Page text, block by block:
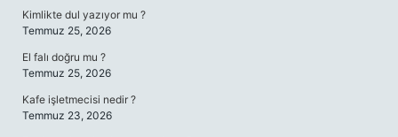
Kimlikte dul yazıyor mu ?
Temmuz 25, 2026
El falı doğru mu ?
Temmuz 25, 2026
Kafe işletmecisi nedir ?
Temmuz 23, 2026